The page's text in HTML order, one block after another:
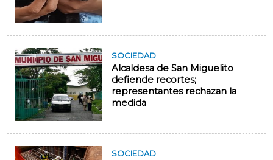
SOCIEDAD
Alcaldesa de San Miguelito
defiende recortes;
representantes rechazan la
medida
SOCIEDAD